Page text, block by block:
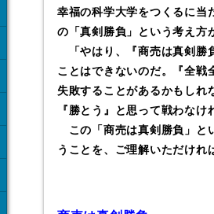
幸福の科学大学をつくるに当
の「真剣勝負」という考え方
「やはり、『商売は真剣勝
ことはできないのだ。『全戦
失敗することがあるかもしれ
『勝とう』と思って戦わな
この「商売は真剣勝負」と
うことを、ご理解いただけれ